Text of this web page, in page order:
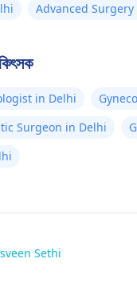
Advanced
in Delhi
Surgeon in Delhi
Sethi